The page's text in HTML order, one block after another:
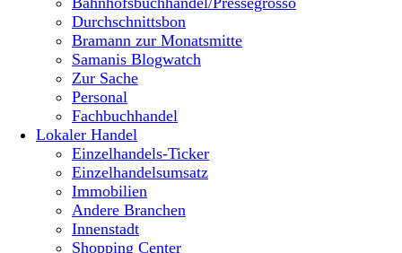
Durchschnittsbon
Bramann zur Monatsmitte
Samanis Blogwatch
Zur Sache
Personal
Fachbuchhandel
Lokaler Handel
Einzelhandels-Ticker
Einzelhandelsumsatz
Immobilien
Andere Branchen
Innenstadt
Shopping Center